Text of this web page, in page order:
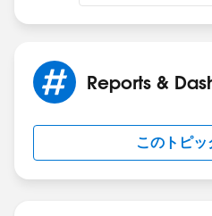
Reports &
このトピ